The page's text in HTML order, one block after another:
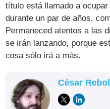
título está llamado a
durante un par de años,
Permaneced atentos a las
se irán lanzando, porque
cosa sólo irá a más.
César